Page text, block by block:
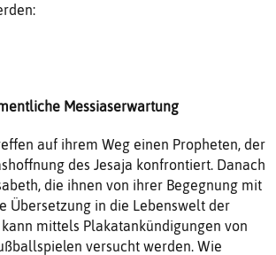
Messiaserwartung
auf ihrem Weg einen Propheten, der
des Jesaja konfrontiert. Danach
die ihnen von ihrer Begegnung mit
Übersetzung in die Lebenswelt der
mittels Plakatankündigungen von
versucht werden. Wie